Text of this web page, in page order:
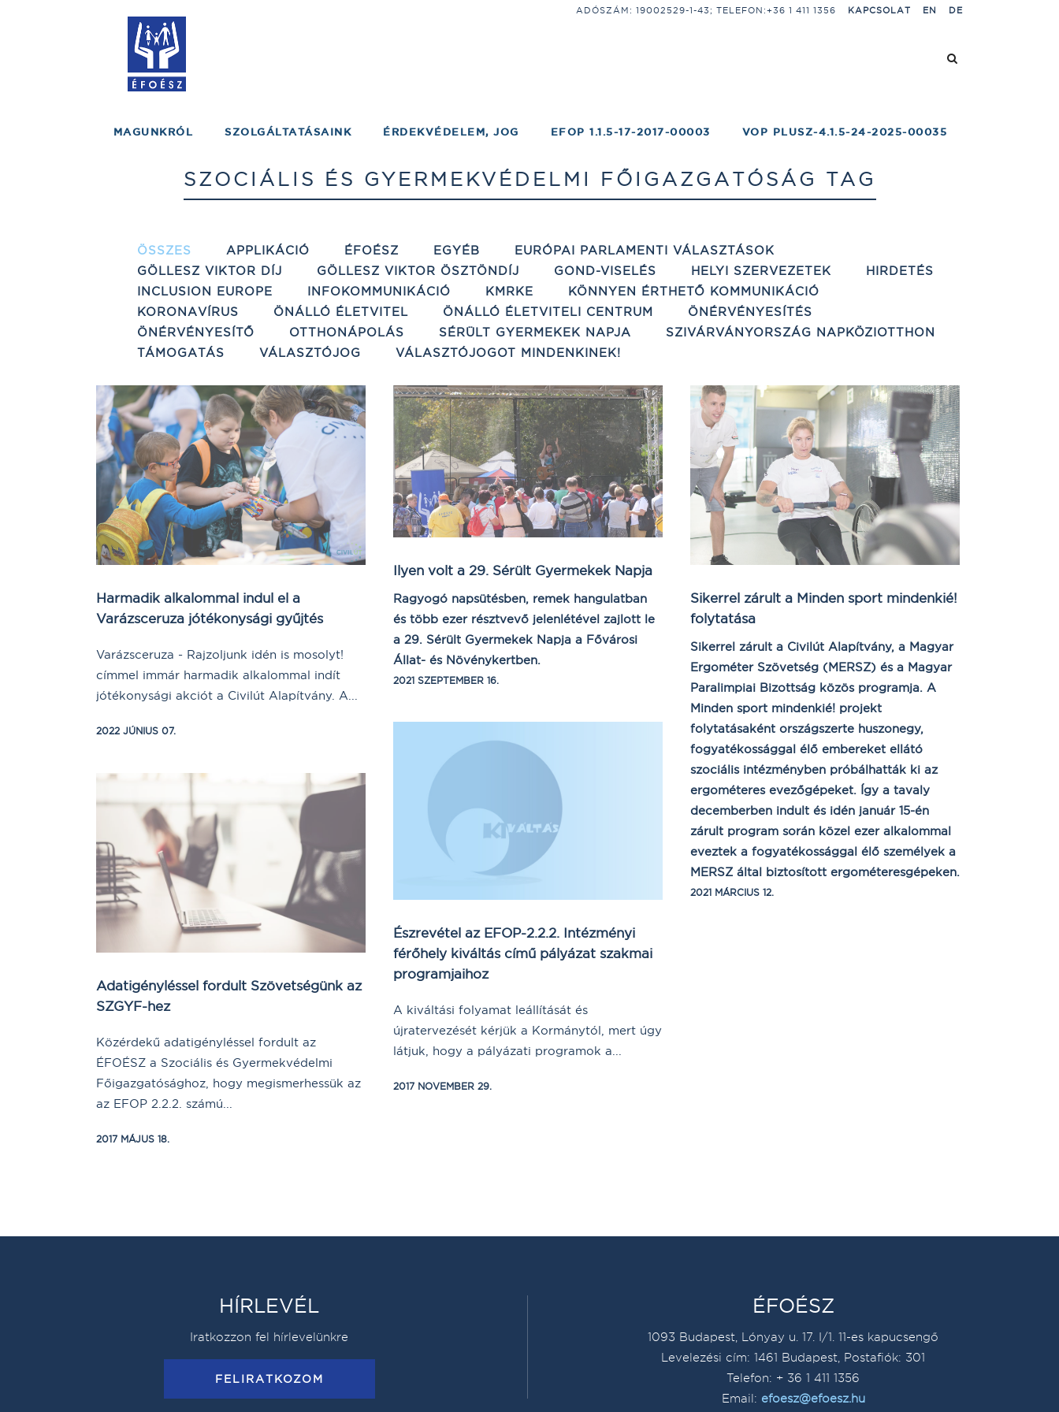
ADÓSZÁM: 19002529-1-43; TELEFON:+36 1 411 1356 KAPCSOLAT EN DE
MAGUNKRÓL SZOLGÁLTATÁSAINK ÉRDEKVÉDELEM, JOG EFOP 1.1.5-17-2017-00003 VOP PLUSZ-4.1.5-24-2025-00035
SZOCIÁLIS ÉS GYERMEKVÉDELMI FŐIGAZGATÓSÁG TAG
ÖSSZES APPLIKÁCIÓ ÉFOÉSZ EGYÉB
EURÓPAI PARLAMENTI VÁLASZTÁSOK
GÖLLESZ VIKTOR DÍJ
GÖLLESZ VIKTOR ÖSZTÖNDÍJ GOND-VISELÉS HELYI SZERVEZETEK
HIRDETÉS
INCLUSION EUROPE
INFOKOMMUNIKÁCIÓ KMRKE
KÖNNYEN ÉRTHETŐ KOMMUNIKÁCIÓ
KORONAVÍRUS
ÖNÁLLÓ ÉLETVITEL ÖNÁLLÓ ÉLETVITELI CENTRUM
ÖNÉRVÉNYESÍTÉS
ÖNÉRVÉNYESÍTŐ
OTTHONÁPOLÁS SÉRÜLT GYERMEKEK NAPJA
SZIVÁRVÁNYORSZÁG NAPKÖZIOTTHON
TÁMOGATÁS
VÁLASZTÓJOG VÁLASZTÓJOGOT MINDENKINEK!
Harmadik alkalommal indul el a
Varázsceruza jótékonysági gyűjtés
Varázsceruza - Rajzoljunk idén is mosolyt!
címmel immár harmadik alkalommal indít
jótékonysági akciót a Civilút Alapítvány. A...
2022 JÚNIUS 07.
Ilyen volt a 29. Sérült Gyermekek Napja
Ragyogó napsütésben, remek hangulatban
és több ezer résztvevő jelenlétével zajlott le
a 29. Sérült Gyermekek Napja a Fővárosi
Állat- és Növénykertben.
2021 SZEPTEMBER 16.
Sikerrel zárult a Minden sport mindenkié!
folytatása
Sikerrel zárult a Civilút Alapítvány, a Magyar
Ergométer Szövetség (MERSZ) és a Magyar
Paralimpiai Bizottság közös programja. A
Minden sport mindenkié! projekt
folytatásaként országszerte huszonegy,
fogyatékossággal élő embereket ellátó
szociális intézményben próbálhatták ki az
ergométeres evezőgépeket. Így a tavaly
decemberben indult és idén január 15-én
zárult program során közel ezer alkalommal
eveztek a fogyatékossággal élő személyek a
MERSZ által biztosított ergométeresgépeken.
2021 MÁRCIUS 12.
Észrevétel az EFOP-2.2.2. Intézményi
férőhely kiváltás című pályázat szakmai
programjaihoz
A kiváltási folyamat leállítását és
újratervezését kérjük a Kormánytól, mert úgy
látjuk, hogy a pályázati programok a...
2017 NOVEMBER 29.
Adatigényléssel fordult Szövetségünk az
SZGYF-hez
Közérdekű adatigényléssel fordult az
ÉFOÉSZ a Szociális és Gyermekvédelmi
Főigazgatósághoz, hogy megismerhessük az
az EFOP 2.2.2. számú...
2017 MÁJUS 18.
HÍRLEVÉL
Iratkozzon fel hírlevelünkre
FELIRATKOZOM
ÉFOÉSZ
1093 Budapest, Lónyay u. 17. I/1. 11-es kapucsengő
Levelezési cím: 1461 Budapest, Postafiók: 301
Telefon: + 36 1 411 1356
Email: efoesz@efoesz.hu